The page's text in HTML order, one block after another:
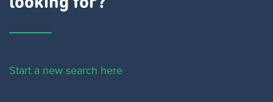
Start a new search here